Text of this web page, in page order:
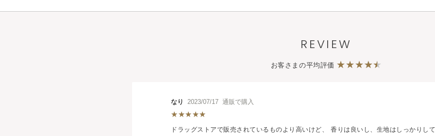
REVIEW
お客さまの平均評価
なり 2023/07/17 通販で購入
ドラッグストアで販売されているものより高いけど、 香りは良いし、生地はしっかりし